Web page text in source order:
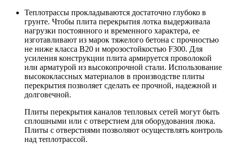
Теплотрассы прокладываются достаточно глубоко в
грунте. Чтобы плита перекрытия лотка выдерживала
нагрузки постоянного и временного характера, ее
изготавливают из марок тяжелого бетона с прочностью
не ниже класса В20 и морозостойкостью F300. Для
усиления конструкции плита армируется проволокой
или арматурой из высокопрочной стали. Использование
высококлассных материалов в производстве плиты
перекрытия позволяет сделать ее прочной, надежной и
долговечной.
Плиты перекрытия каналов тепловых сетей могут быть
сплошными или с отверстием для оборудования люка.
Плиты с отверстиями позволяют осуществлять контроль
над теплотрассой.